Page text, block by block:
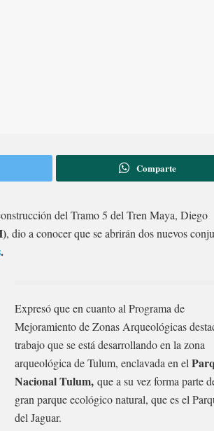
Comparte
del Tramo 5 del Tren Maya, Diego
, dio a conocer que se abrirán dos nuevos
.
Expresó que en cuanto al Programa de
Mejoramiento de Zonas Arqueológicas
trabajo que se está desarrollando en la zona
arqueológica de Tulum, enclavada en el
Nacional Tulum, que a su vez forma parte
gran parque ecológico natural, que es el
del Jaguar.